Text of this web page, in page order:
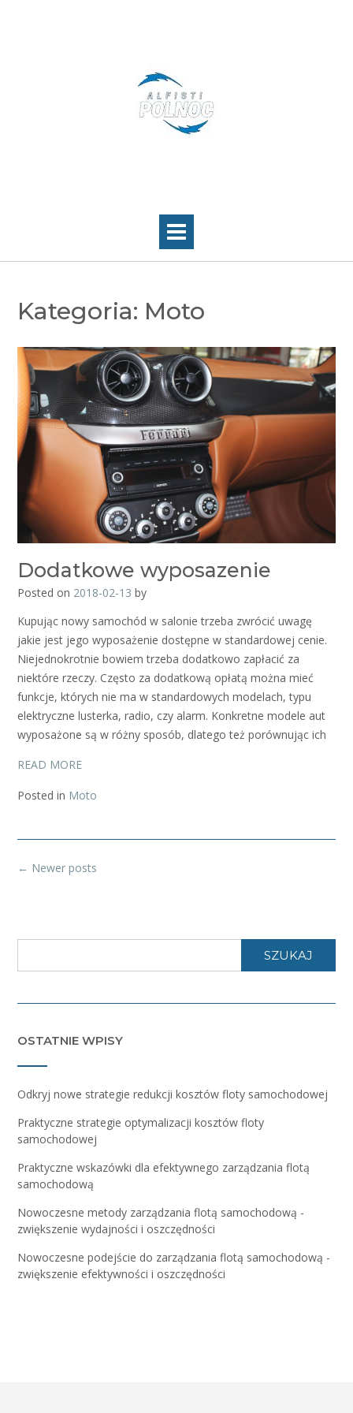
Kategoria: Moto
Dodatkowe wyposazenie
Posted on 2018-02-13 by
Kupując nowy samochód w salonie trzeba zwrócić uwagę
jakie jest jego wyposażenie dostępne w standardowej cenie.
Niejednokrotnie bowiem trzeba dodatkowo zapłacić za
niektóre rzeczy. Często za dodatkową opłatą można mieć
funkcje, których nie ma w standardowych modelach, typu
elektryczne lusterka, radio, czy alarm. Konkretne modele aut
wyposażone są w różny sposób, dlatego też porównując ich
READ MORE
Posted in Moto
Posts
← Newer posts
SZUKAJ
OSTATNIE WPISY
Odkryj nowe strategie redukcji kosztów floty samochodowej
Praktyczne strategie optymalizacji kosztów floty
samochodowej
Praktyczne wskazówki dla efektywnego zarządzania flotą
samochodową
Nowoczesne metody zarządzania flotą samochodową -
zwiększenie wydajności i oszczędności
Nowoczesne podejście do zarządzania flotą samochodową -
zwiększenie efektywności i oszczędności